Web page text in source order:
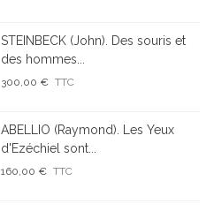
STEINBECK (John). Des souris et
des hommes...
300,00 € TTC
ABELLIO (Raymond). Les Yeux
d'Ezéchiel sont...
160,00 € TTC